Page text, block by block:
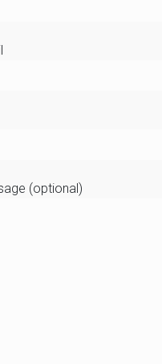
(optional)